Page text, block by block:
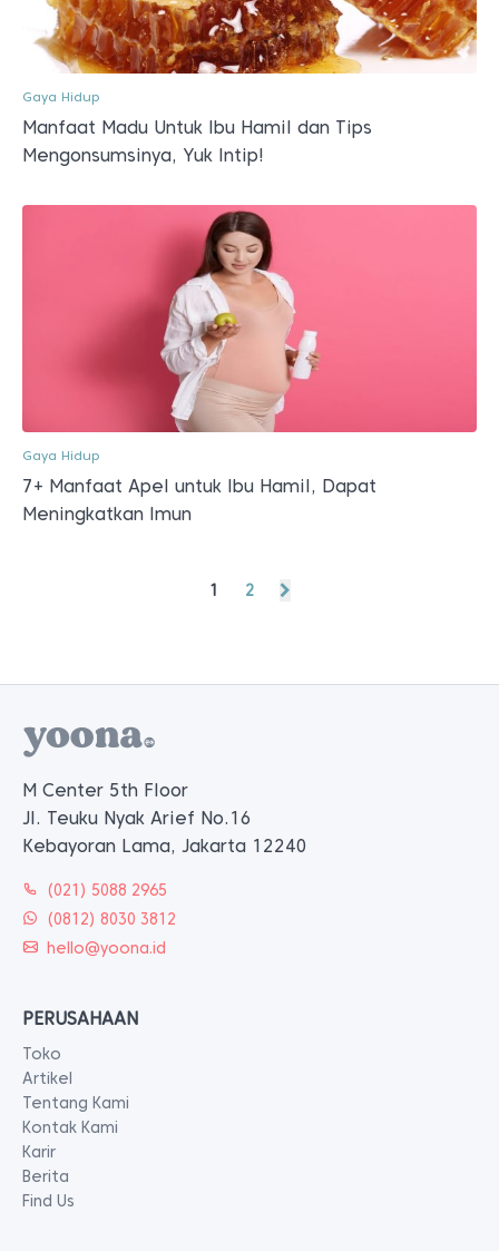
Gaya Hidup
Manfaat Madu Untuk Ibu Hamil dan Tips
Mengonsumsinya, Yuk Intip!
Gaya Hidup
7+ Manfaat Apel untuk Ibu Hamil, Dapat
Meningkatkan Imun
1 2
M Center 5th Floor
Jl. Teuku Nyak Arief No.16
Kebayoran Lama, Jakarta 12240
(021) 5088 2965
(0812) 8030 3812
hello@yoona.id
PERUSAHAAN
Toko
Artikel
Tentang Kami
Kontak Kami
Karir
Berita
Find Us